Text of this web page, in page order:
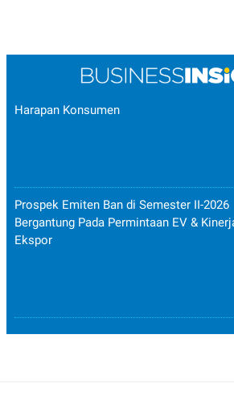
Harapan Konsumen
Prospek Emiten Ban di Semester II-2026
Bergantung Pada Permintaan EV &
Ekspor